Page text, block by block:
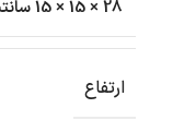
28 × 15 × 15 سانتیمتر
ارتفاع